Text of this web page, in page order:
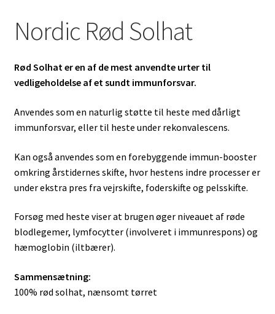
Nordic Rød Solhat
Rød Solhat er en af de mest anvendte urter til
vedligeholdelse af et sundt immunforsvar.
Anvendes som en naturlig støtte til heste med dårligt
immunforsvar, eller til heste under rekonvalescens.
Kan også anvendes som en forebyggende immun-booster
omkring årstidernes skifte, hvor hestens indre processer er
under ekstra pres fra vejrskifte, foderskifte og pelsskifte.
Forsøg med heste viser at brugen øger niveauet af røde
blodlegemer, lymfocytter (involveret i immunrespons) og
hæmoglobin (iltbærer).
Sammensætning:
100% rød solhat, nænsomt tørret